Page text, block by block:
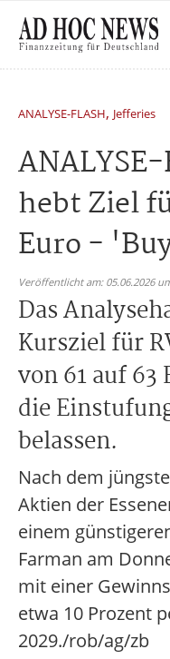
ANALYSE-FLASH, Jefferies
hebt Ziel
Euro -
Veröffentlicht am: 05.06.2026
Das
Kursziel für
von 61 auf 63
die
belassen.
Nach dem
Aktien der
einem
Farman am
mit einer
etwa 10 Prozent
2029./rob/ag/zb